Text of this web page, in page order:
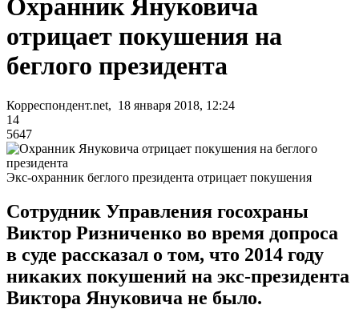
Охранник Януковича
отрицает покушения на
беглого президента
Корреспондент.net, 18 января 2018, 12:24
14
5647
Экс-охранник беглого президента отрицает покушения
Сотрудник Управления госохраны
Виктор Ризниченко во время допроса
в суде рассказал о том, что 2014 году
никаких покушений на экс-президента
Виктора Януковича не было.